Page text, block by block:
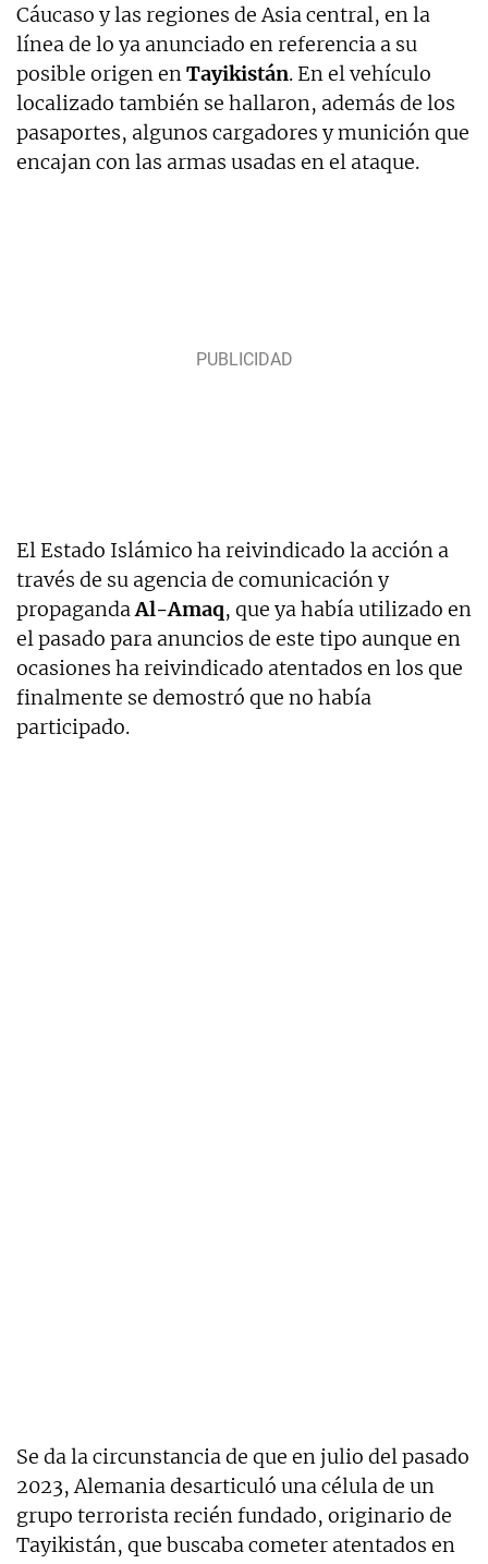
Cáucaso y las regiones de Asia central, en la
línea de lo ya anunciado en referencia a su
posible origen enTayikistán. En el vehículo
localizado también se hallaron, además de los
pasaportes, algunos cargadores y munición que
encajan con las armas usadas en el ataque.
El Estado Islámico ha reivindicado la acción a
través de su agencia de comunicación y
propagandaAl-Amaq, que ya había utilizado en
el pasado para anuncios de este tipo aunque en
ocasiones ha reivindicado atentados en los que
finalmente se demostró que no había
participado.
Se da la circunstancia de que en julio del pasado
2023, Alemania desarticuló una célula de un
grupo terrorista recién fundado, originario de
Tayikistán, que buscaba cometer atentados en